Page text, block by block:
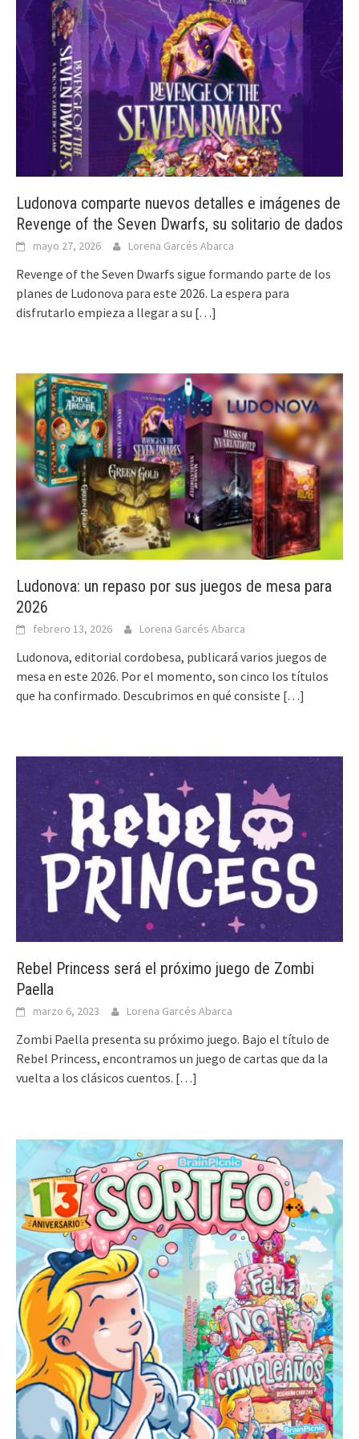
Ludonova comparte nuevos detalles e imágenes de
Revenge of the Seven Dwarfs, su solitario de dados
mayo 27, 2026 Lorena Garcés Abarca
Revenge of the Seven Dwarfs sigue formando parte de los
planes de Ludonova para este 2026. La espera para
disfrutarlo empieza a llegar a su […]
Ludonova: un repaso por sus juegos de mesa para
2026
febrero 13, 2026 Lorena Garcés Abarca
Ludonova, editorial cordobesa, publicará varios juegos de
mesa en este 2026. Por el momento, son cinco los títulos
que ha confirmado. Descubrimos en qué consiste […]
Rebel Princess será el próximo juego de Zombi
Paella
marzo 6, 2023 Lorena Garcés Abarca
Zombi Paella presenta su próximo juego. Bajo el título de
Rebel Princess, encontramos un juego de cartas que da la
vuelta a los clásicos cuentos. […]